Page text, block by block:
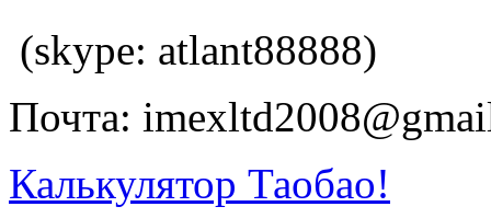
(skype: atlant88888)
Почта:
Калькулятор Таобао!